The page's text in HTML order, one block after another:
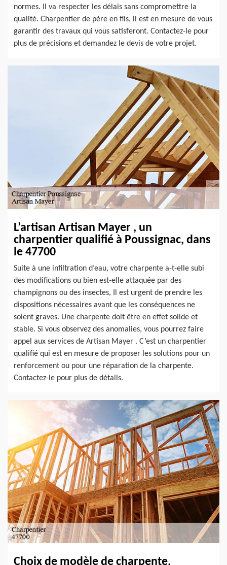
normes. Il va respecter les délais sans compromettre la
qualité. Charpentier de père en fils, il est en mesure de vous
garantir des travaux qui vous satisferont. Contactez-le pour
plus de précisions et demandez le devis de votre projet.
L’artisan Artisan Mayer , un
charpentier qualifié à Poussignac, dans
le 47700
Suite à une infiltration d’eau, votre charpente a-t-elle subi
des modifications ou bien est-elle attaquée par des
champignons ou des insectes, Il est urgent de prendre les
dispositions nécessaires avant que les conséquences ne
soient graves. Une charpente doit être en effet solide et
stable. Si vous observez des anomalies, vous pourrez faire
appel aux services de Artisan Mayer . C’est un charpentier
qualifié qui est en mesure de proposer les solutions pour un
renforcement ou pour une réparation de la charpente.
Contactez-le pour plus de détails.
Choix de modèle de charpente,